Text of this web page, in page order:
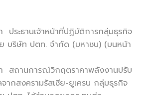
ระธานเจ้าหน้าที่ปฏิบัติการกลุ่มธุรกิจ
บริษัท ปตท. จำกัด (มหาชน) (บนหน้า
สถานการณ์วิกฤตราคาพลังงานปรับ
ากสงครามรัสเซีย-ยูเครน กลุ่มธุรกิจ